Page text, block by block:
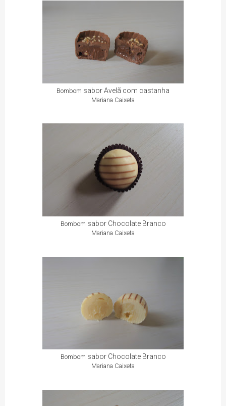
Bombom sabor Avelã com castanha
Mariana Caixeta
Bombom sabor Chocolate Branco
Mariana Caixeta
Bombom sabor Chocolate Branco
Mariana Caixeta